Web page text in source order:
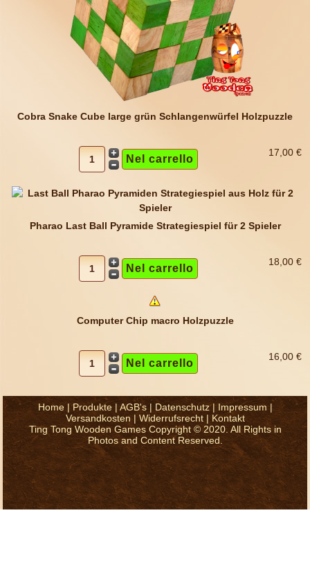
Cobra Snake Cube large grün Schlangenwürfel Holzpuzzle
17,00 €
Pharao Last Ball Pyramide Strategiespiel für 2 Spieler
18,00 €
Computer Chip macro Holzpuzzle
16,00 €
Home|Produkte|AGB's| Datenschutz|Impressum|
Versandkosten|Widerrufsrecht|Kontakt
Ting Tong Wooden Games Copyright © 2020. All Rights in
Photos and Content Reserved.